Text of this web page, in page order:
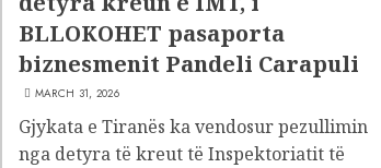
BLLOKOHET pasaporta
biznesmenit Pandeli Carapuli
MARCH 31, 2026
Gjykata e Tiranës ka vendosur pezullimin
nga detyra të kreut të Inspektoriatit të